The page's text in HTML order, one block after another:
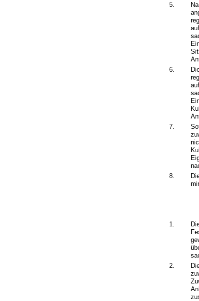
5.
6.
7.
8.
1.
2.